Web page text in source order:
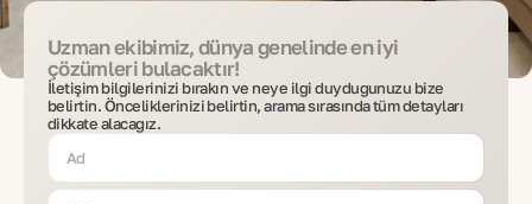
Uzman ekibimiz, dünya genelinde en iyi
çözümleri bulacaktır!
İletişim bilgilerinizi bırakın ve neye ilgi duyduğunuzu bize
belirtin. Önceliklerinizi belirtin, arama sırasında tüm detayları
dikkate alacağız.